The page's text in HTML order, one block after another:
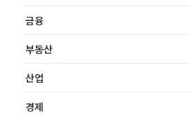
금융
부동산
산업
경제